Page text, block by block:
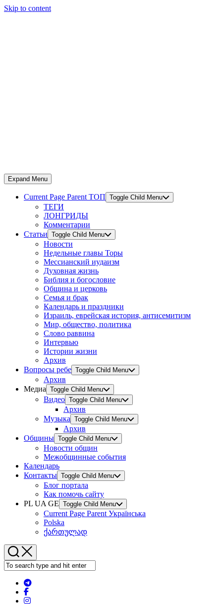
Skip to content
Expand Menu
Current Page Parent ТОП Toggle Child Menu
ТЕГИ
ЛОНГРИДЫ
Комментарии
Статьи Toggle Child Menu
Новости
Недельные главы Торы
Мессианский иудаизм
Духовная жизнь
Библия и богословие
Община и церковь
Семья и брак
Календарь и праздники
Израиль, еврейская история, антисемитизм
Мир, общество, политика
Слово раввина
Интервью
Истории жизни
Архив
Вопросы ребе Toggle Child Menu
Архив
Медиа Toggle Child Menu
Видео Toggle Child Menu
Архив
Музыка Toggle Child Menu
Архив
Общины Toggle Child Menu
Новости общин
Межобщинные события
Календарь
Контакты Toggle Child Menu
Блог портала
Как помочь сайту
PL UA GE Toggle Child Menu
Current Page Parent Українська
Polska
ქართულად